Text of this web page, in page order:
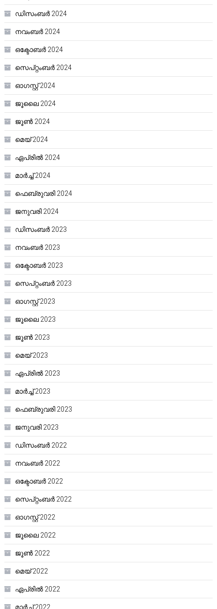
ഡിസംബർ 2024
നവംബർ 2024
ഒക്ടോബർ 2024
സെപ്റ്റംബർ 2024
ഓഗസ്റ്റ്‌ 2024
ജൂലൈ 2024
ജൂൺ 2024
മെയ്‌ 2024
ഏപ്രിൽ 2024
മാർച്ച്‌ 2024
ഫെബ്രുവരി 2024
ജനുവരി 2024
ഡിസംബർ 2023
നവംബർ 2023
ഒക്ടോബർ 2023
സെപ്റ്റംബർ 2023
ഓഗസ്റ്റ്‌ 2023
ജൂലൈ 2023
ജൂൺ 2023
മെയ്‌ 2023
ഏപ്രിൽ 2023
മാർച്ച്‌ 2023
ഫെബ്രുവരി 2023
ജനുവരി 2023
ഡിസംബർ 2022
നവംബർ 2022
ഒക്ടോബർ 2022
സെപ്റ്റംബർ 2022
ഓഗസ്റ്റ്‌ 2022
ജൂലൈ 2022
ജൂൺ 2022
മെയ്‌ 2022
ഏപ്രിൽ 2022
മാർച്ച്‌ 2022